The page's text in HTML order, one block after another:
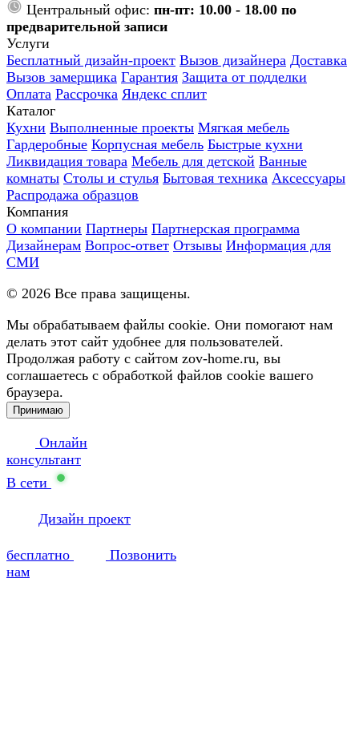
Центральный офис: пн-пт: 10.00 - 18.00 по
предварительной записи
Услуги
Бесплатный дизайн-проект Вызов дизайнера Доставка
Вызов замерщика Гарантия Защита от подделки
Оплата Рассрочка Яндекс сплит
Каталог
Кухни Выполненные проекты Мягкая мебель
Гардеробные Корпусная мебель Быстрые кухни
Ликвидация товара Мебель для детской Ванные
комнаты Столы и стулья Бытовая техника Аксессуары
Распродажа образцов
Компания
О компании Партнеры Партнерская программа
Дизайнерам Вопрос-ответ Отзывы Информация для
СМИ
© 2026 Все права защищены.
Мы обрабатываем файлы cookie. Они помогают нам
делать этот сайт удобнее для пользователей.
Продолжая работу с сайтом zov-home.ru, вы
соглашаетесь с обработкой файлов cookie вашего
браузера.
Принимаю
Онлайн
консультант
В сети
Дизайн проект
бесплатно
Позвонить
нам